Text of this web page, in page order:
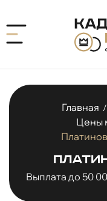
Главная /
Цены
Выплата до 50